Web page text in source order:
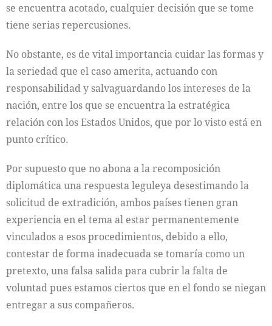
se encuentra acotado, cualquier decisión que se tome
tiene serias repercusiones.
No obstante, es de vital importancia cuidar las formas y
la seriedad que el caso amerita, actuando con
responsabilidad y salvaguardando los intereses de la
nación, entre los que se encuentra la estratégica
relación con los Estados Unidos, que por lo visto está en
punto crítico.
Por supuesto que no abona a la recomposición
diplomática una respuesta leguleya desestimando la
solicitud de extradición, ambos países tienen gran
experiencia en el tema al estar permanentemente
vinculados a esos procedimientos, debido a ello,
contestar de forma inadecuada se tomaría como un
pretexto, una falsa salida para cubrir la falta de
voluntad pues estamos ciertos que en el fondo se niegan
entregar a sus compañeros.